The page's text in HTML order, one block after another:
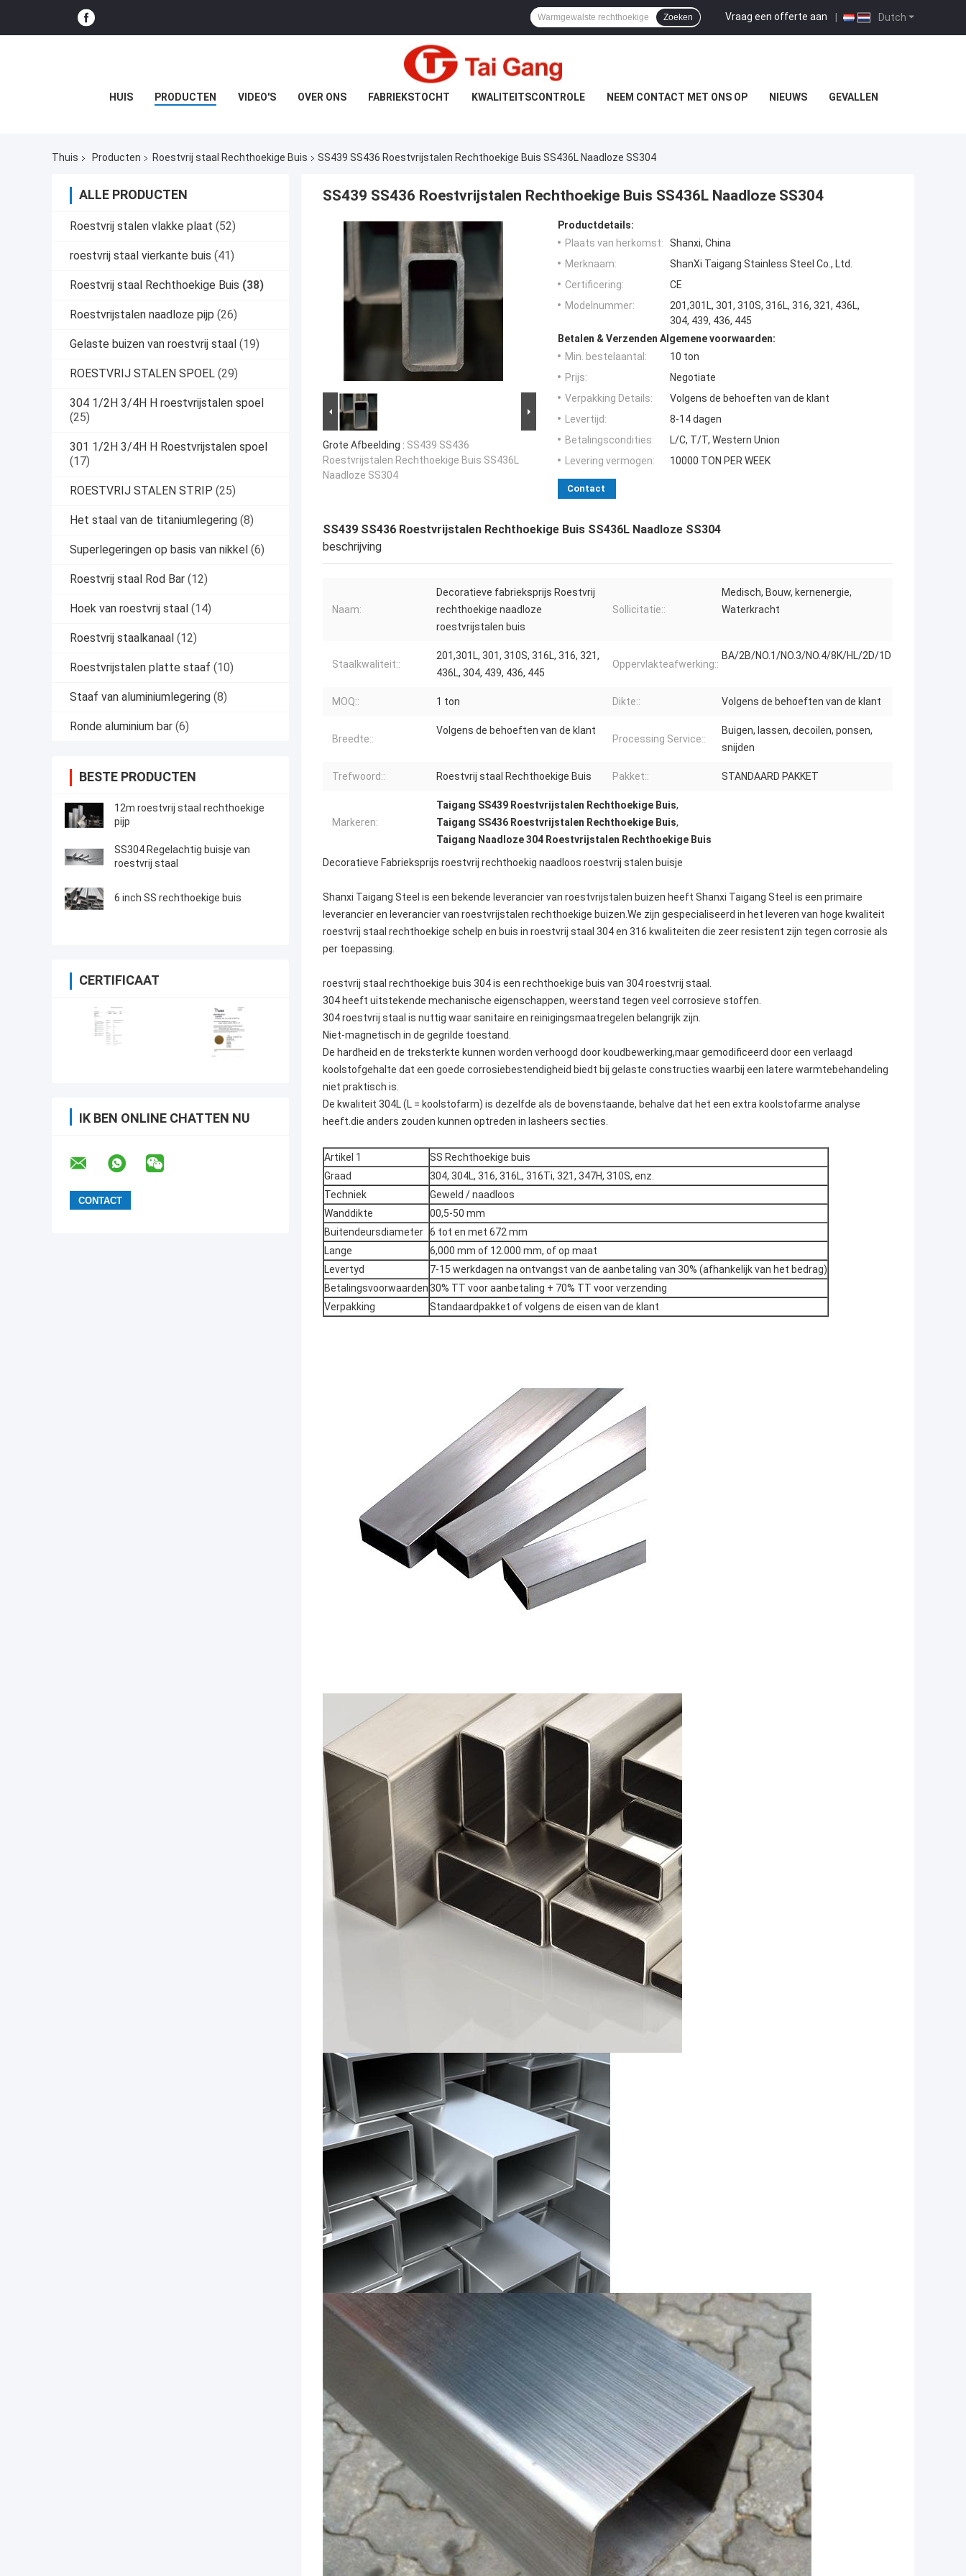
Dutch
Vraag een offerte aan |
Zoeken
HUIS PRODUCTEN VIDEO'S OVER ONS FABRIEKSTOCHT KWALITEITSCONTROLE NEEM CONTACT MET ONS OP NIEUWS GEVALLEN
Thuis Producten Roestvrij staal Rechthoekige Buis SS439 SS436 Roestvrijstalen Rechthoekige Buis SS436L Naadloze SS304
ALLE PRODUCTEN
Roestvrij stalen vlakke plaat (52)
roestvrij staal vierkante buis (41)
Roestvrij staal Rechthoekige Buis (38)
Roestvrijstalen naadloze pijp (26)
Gelaste buizen van roestvrij staal (19)
ROESTVRIJ STALEN SPOEL (29)
304 1/2H 3/4H H roestvrijstalen spoel
(25)
301 1/2H 3/4H H Roestvrijstalen spoel
(17)
ROESTVRIJ STALEN STRIP (25)
Het staal van de titaniumlegering (8)
Superlegeringen op basis van nikkel (6)
Roestvrij staal Rod Bar (12)
Hoek van roestvrij staal (14)
Roestvrij staalkanaal (12)
Roestvrijstalen platte staaf (10)
Staaf van aluminiumlegering (8)
Ronde aluminium bar (6)
BESTE PRODUCTEN
12m roestvrij staal rechthoekige
pijp
SS304 Regelachtig buisje van
roestvrij staal
6 inch SS rechthoekige buis
CERTIFICAAT
IK BEN ONLINE CHATTEN NU
SS439 SS436 Roestvrijstalen Rechthoekige Buis SS436L Naadloze SS304
Grote Afbeelding : SS439 SS436
Roestvrijstalen Rechthoekige Buis SS436L
Naadloze SS304
Productdetails:
Plaats van herkomst:
Shanxi, China
Merknaam:
ShanXi Taigang Stainless Steel Co., Ltd.
Certificering:
CE
Modelnummer:
201,301L, 301, 310S, 316L, 316, 321, 436L,
304, 439, 436, 445
Betalen & Verzenden Algemene voorwaarden:
Min. bestelaantal:
10 ton
Prijs:
Negotiate
Verpakking Details:
Volgens de behoeften van de klant
Levertijd:
8-14 dagen
Betalingscondities:
L/C, T/T, Western Union
Levering vermogen:
10000 TON PER WEEK
Contact
SS439 SS436 Roestvrijstalen Rechthoekige Buis SS436L Naadloze SS304
beschrijving
Naam:
Decoratieve fabrieksprijs Roestvrij
rechthoekige naadloze
roestvrijstalen buis
Sollicitatie::
Medisch, Bouw, kernenergie,
Waterkracht
Staalkwaliteit::
201,301L, 301, 310S, 316L, 316, 321,
436L, 304, 439, 436, 445
Oppervlakteafwerking::
BA/2B/NO.1/NO.3/NO.4/8K/HL/2D/1D
MOQ:: 1 ton Dikte:: Volgens de behoeften van de klant
Breedte::
Volgens de behoeften van de klant
Processing Service::
Buigen, lassen, decoilen, ponsen,
snijden
Trefwoord:: Roestvrij staal Rechthoekige Buis Pakket:: STANDAARD PAKKET
Markeren:
Taigang SS439 Roestvrijstalen Rechthoekige Buis,
Taigang SS436 Roestvrijstalen Rechthoekige Buis,
Taigang Naadloze 304 Roestvrijstalen Rechthoekige Buis
Decoratieve Fabrieksprijs roestvrij rechthoekig naadloos roestvrij stalen buisje
Shanxi Taigang Steel is een bekende leverancier van roestvrijstalen buizen heeft Shanxi Taigang Steel is een primaire
leverancier en leverancier van roestvrijstalen rechthoekige buizen.We zijn gespecialiseerd in het leveren van hoge kwaliteit
roestvrij staal rechthoekige schelp en buis in roestvrij staal 304 en 316 kwaliteiten die zeer resistent zijn tegen corrosie als
per toepassing.
roestvrij staal rechthoekige buis 304 is een rechthoekige buis van 304 roestvrij staal.
304 heeft uitstekende mechanische eigenschappen, weerstand tegen veel corrosieve stoffen.
304 roestvrij staal is nuttig waar sanitaire en reinigingsmaatregelen belangrijk zijn.
Niet-magnetisch in de gegrilde toestand.
De hardheid en de treksterkte kunnen worden verhoogd door koudbewerking,maar gemodificeerd door een verlaagd
koolstofgehalte dat een goede corrosiebestendigheid biedt bij gelaste constructies waarbij een latere warmtebehandeling
niet praktisch is.
De kwaliteit 304L (L = koolstofarm) is dezelfde als de bovenstaande, behalve dat het een extra koolstofarme analyse
heeft.die anders zouden kunnen optreden in lasheers secties.
Artikel 1
SS Rechthoekige buis
Graad
304, 304L, 316, 316L, 316Ti, 321, 347H, 310S, enz.
Techniek
Geweld / naadloos
Wanddikte
00,5-50 mm
Buitendeursdiameter 6 tot en met 672 mm
Lange
6,000 mm of 12.000 mm, of op maat
Levertyd
7-15 werkdagen na ontvangst van de aanbetaling van 30% (afhankelijk van het bedrag)
Betalingsvoorwaarden30% TT voor aanbetaling + 70% TT voor verzending
Verpakking
Standaardpakket of volgens de eisen van de klant